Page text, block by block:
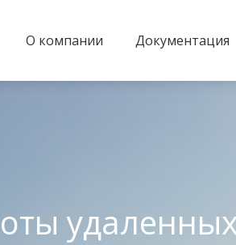
О компании Документация